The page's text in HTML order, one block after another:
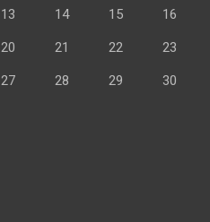
13 14 15 16
20 21 22 23
27 28 29 30